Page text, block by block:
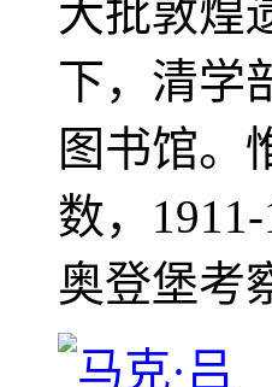
大批敦煌
下，清学
图书馆。
数，
奥登堡考